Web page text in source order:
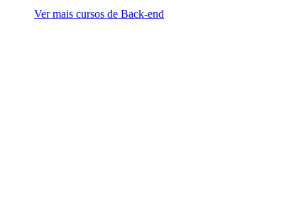
Ver mais cursos de Back-end